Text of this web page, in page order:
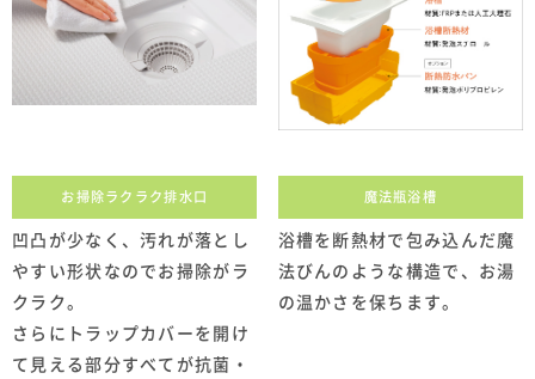
お掃除ラクラク排水口
凹凸が少なく、汚れが落とし
やすい形状なのでお掃除がラ
クラク。
さらにトラップカバーを開け
て見える部分すべてが抗菌・
魔法瓶浴槽
浴槽を断熱材で包み込んだ魔
法びんのような構造で、お湯
の温かさを保ちます。